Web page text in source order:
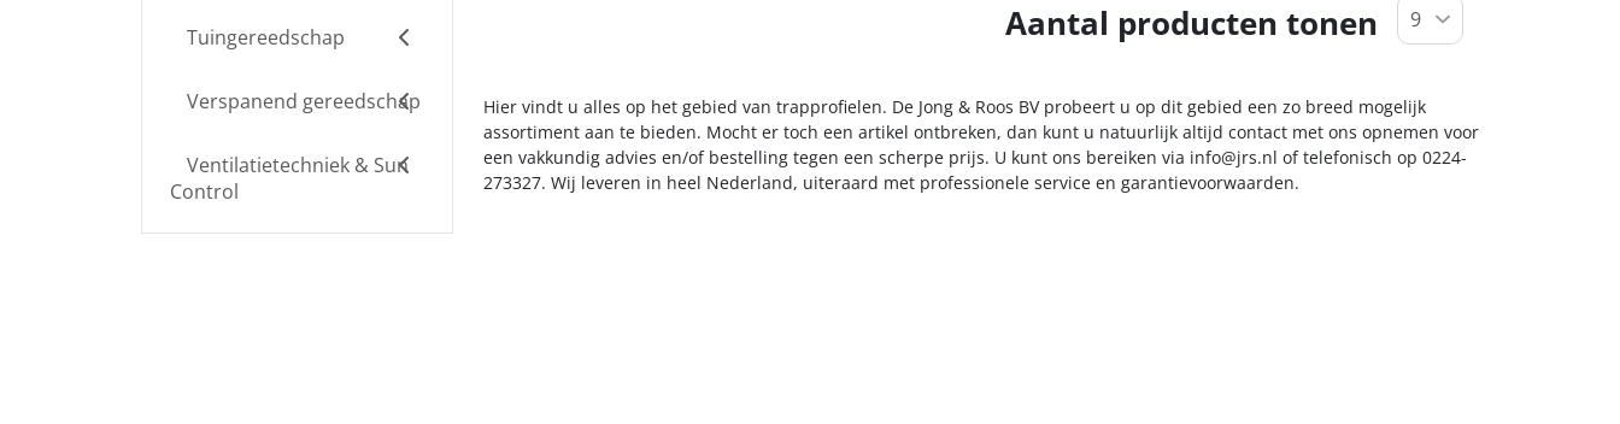
Tuingereedschap
Verspanend gereedschap
Ventilatietechniek & Sun
Control
Aantal producten tonen
Hier vindt u alles op het gebied van trapprofielen. De Jong & Roos BV probeert u op dit gebied een zo breed mogelijk
assortiment aan te bieden. Mocht er toch een artikel ontbreken, dan kunt u natuurlijk altijd contact met ons opnemen voor
een vakkundig advies en/of bestelling tegen een scherpe prijs. U kunt ons bereiken via info@jrs.nl of telefonisch op 0224-
273327. Wij leveren in heel Nederland, uiteraard met professionele service en garantievoorwaarden.